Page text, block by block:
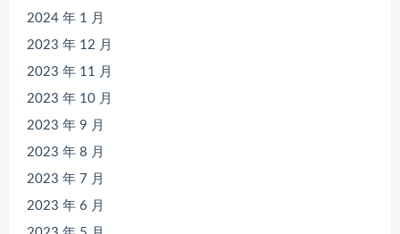
2024 年 1 月
2023 年 12 月
2023 年 11 月
2023 年 10 月
2023 年 9 月
2023 年 8 月
2023 年 7 月
2023 年 6 月